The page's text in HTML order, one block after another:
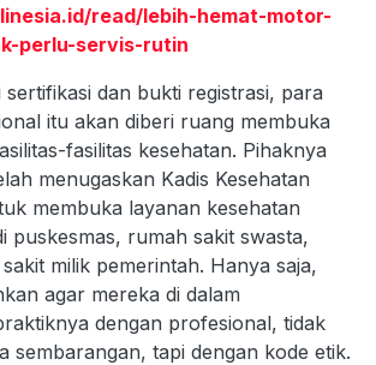
read/lebih-hemat-motor-
perlu-servis-rutin
sertifikasi dan bukti registrasi, para
itu akan diberi ruang membuka
fasilitas kesehatan. Pihaknya
menugaskan Kadis Kesehatan
membuka layanan kesehatan
puskesmas, rumah sakit swasta,
milik pemerintah. Hanya saja,
agar mereka di dalam
dengan profesional, tidak
sembarangan, tapi dengan kode etik.